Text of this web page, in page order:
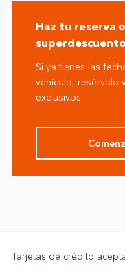
Haz tu reserva
Si ya tienes las
vehículo, resérvalo
exclusivos.
Tarjetas de crédito